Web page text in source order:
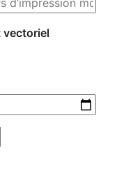
vectoriel